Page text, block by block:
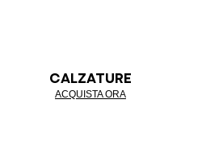
CALZATURE
ACQUISTA ORA